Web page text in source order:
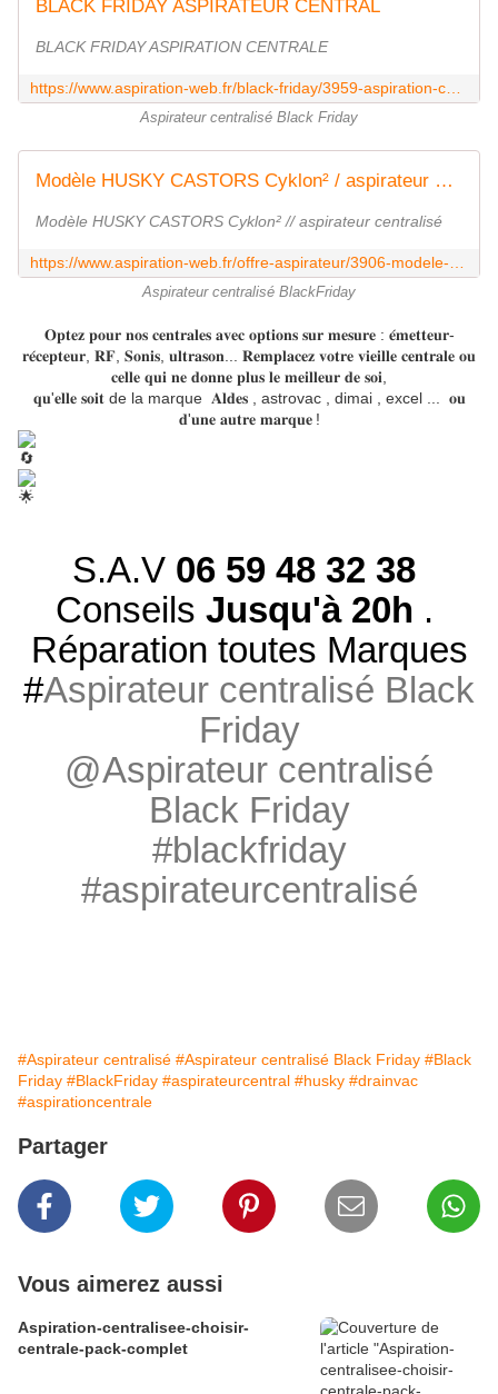
BLACK FRIDAY ASPIRATEUR CENTRAL
BLACK FRIDAY ASPIRATION CENTRALE
Aspirateur centralisé Black Friday
Modèle HUSKY CASTORS Cyklon² / aspirateur centralisé
Modèle HUSKY CASTORS Cyklon² // aspirateur centralisé
Aspirateur centralisé BlackFriday
𝐎𝐩𝐭𝐞𝐳 𝐩𝐨𝐮𝐫 𝐧𝐨𝐬 𝐜𝐞𝐧𝐭𝐫𝐚𝐥𝐞𝐬 𝐚𝐯𝐞𝐜 𝐨𝐩𝐭𝐢𝐨𝐧𝐬 𝐬𝐮𝐫 𝐦𝐞𝐬𝐮𝐫𝐞 : 𝐞́𝐦𝐞𝐭𝐭𝐞𝐮𝐫-
𝐫𝐞́𝐜𝐞𝐩𝐭𝐞𝐮𝐫, 𝐑𝐅, 𝐒𝐨𝐧𝐢𝐬, 𝐮𝐥𝐭𝐫𝐚𝐬𝐨𝐧... 𝐑𝐞𝐦𝐩𝐥𝐚𝐜𝐞𝐳 𝐯𝐨𝐭𝐫𝐞 𝐯𝐢𝐞𝐢𝐥𝐥𝐞 𝐜𝐞𝐧𝐭𝐫𝐚𝐥𝐞 𝐨𝐮
𝐜𝐞𝐥𝐥𝐞 𝐪𝐮𝐢 𝐧𝐞 𝐝𝐨𝐧𝐧𝐞 𝐩𝐥𝐮𝐬 𝐥𝐞 𝐦𝐞𝐢𝐥𝐥𝐞𝐮𝐫 𝐝𝐞 𝐬𝐨𝐢,
𝐪𝐮'𝐞𝐥𝐥𝐞 𝐬𝐨𝐢𝐭 de la marque 𝐀𝐥𝐝𝐞𝐬 , astrovac , dimai , excel ... 𝐨𝐮
𝐝'𝐮𝐧𝐞 𝐚𝐮𝐭𝐫𝐞 𝐦𝐚𝐫𝐪𝐮𝐞 !
S.A.V 06 59 48 32 38
Conseils Jusqu'à 20h .
Réparation toutes Marques
#Aspirateur centralisé Black
Friday
@Aspirateur centralisé
Black Friday
#blackfriday
#aspirateurcentralisé
#Aspirateur centralisé #Aspirateur centralisé Black Friday #Black
Friday #BlackFriday #aspirateurcentral #husky #drainvac
#aspirationcentrale
Partager
Vous aimerez aussi
Aspiration-centralisee-choisir-
centrale-pack-complet